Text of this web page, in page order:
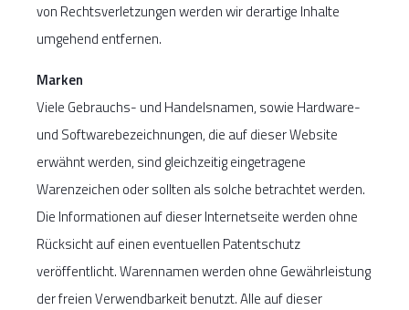
von Rechtsverletzungen werden wir derartige Inhalte
umgehend entfernen.
Marken
Viele Gebrauchs- und Handelsnamen, sowie Hardware-
und Softwarebezeichnungen, die auf dieser Website
erwähnt werden, sind gleichzeitig eingetragene
Warenzeichen oder sollten als solche betrachtet werden.
Die Informationen auf dieser Internetseite werden ohne
Rücksicht auf einen eventuellen Patentschutz
veröffentlicht. Warennamen werden ohne Gewährleistung
der freien Verwendbarkeit benutzt. Alle auf dieser